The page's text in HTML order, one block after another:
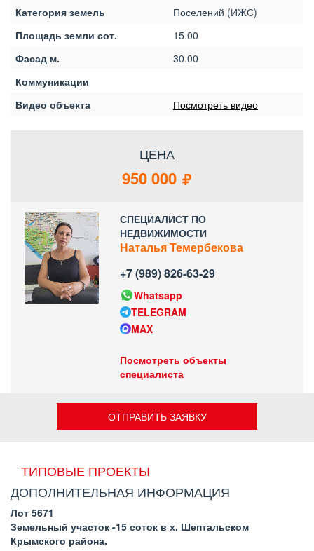
Категория земель
Поселений (ИЖС)
Площадь земли сот.
15.00
Фасад м.
30.00
Коммуникации
Видео объекта
Посмотреть видео
ЦЕНА
950 000
СПЕЦИАЛИСТ ПО
НЕДВИЖИМОСТИ
Наталья Темербекова
+7 (989) 826-63-29
Whatsapp
TELEGRAM
MAX
Посмотреть объекты
специалиста
ОТПРАВИТЬ ЗАЯВКУ
ТИПОВЫЕ ПРОЕКТЫ
ДОПОЛНИТЕЛЬНАЯ ИНФОРМАЦИЯ
Лот 5671
Земельный участок -15 соток в х. Шептальском
Крымского района.